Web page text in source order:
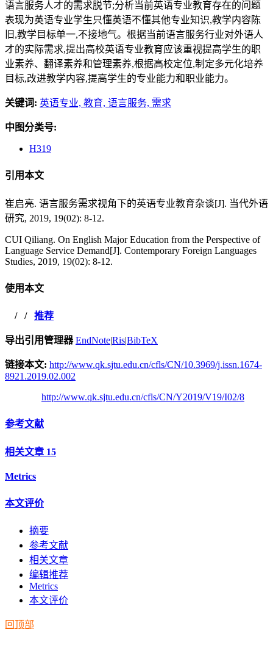
语言服务人才的需求脱节;分析当前英语专业教育存在的问题
表现为英语专业学生只懂英语不懂其他专业知识,教学内容陈
旧,教学目标单一,不接地气。根据当前语言服务行业对外语人
才的实际需求,提出高校英语专业教育应该重视提高学生的职
业素养、翻译素养和管理素养,根据高校定位,制定多元化培养
目标,改进教学内容,提高学生的专业能力和职业能力。
关键词: 英语专业, 教育, 语言服务, 需求
中图分类号:
H319
引用本文
崔启亮. 语言服务需求视角下的英语专业教育杂谈[J]. 当代外语
研究, 2019, 19(02): 8-12.
CUI Qiliang. On English Major Education from the Perspective of
Language Service Demand[J]. Contemporary Foreign Languages
Studies, 2019, 19(02): 8-12.
使用本文
/ / 推荐
导出引用管理器 EndNote|Ris|BibTeX
链接本文: http://www.qk.sjtu.edu.cn/cfls/CN/10.3969/j.issn.1674-
8921.2019.02.002
http://www.qk.sjtu.edu.cn/cfls/CN/Y2019/V19/I02/8
参考文献
相关文章 15
Metrics
本文评价
摘要
参考文献
相关文章
编辑推荐
Metrics
本文评价
回顶部